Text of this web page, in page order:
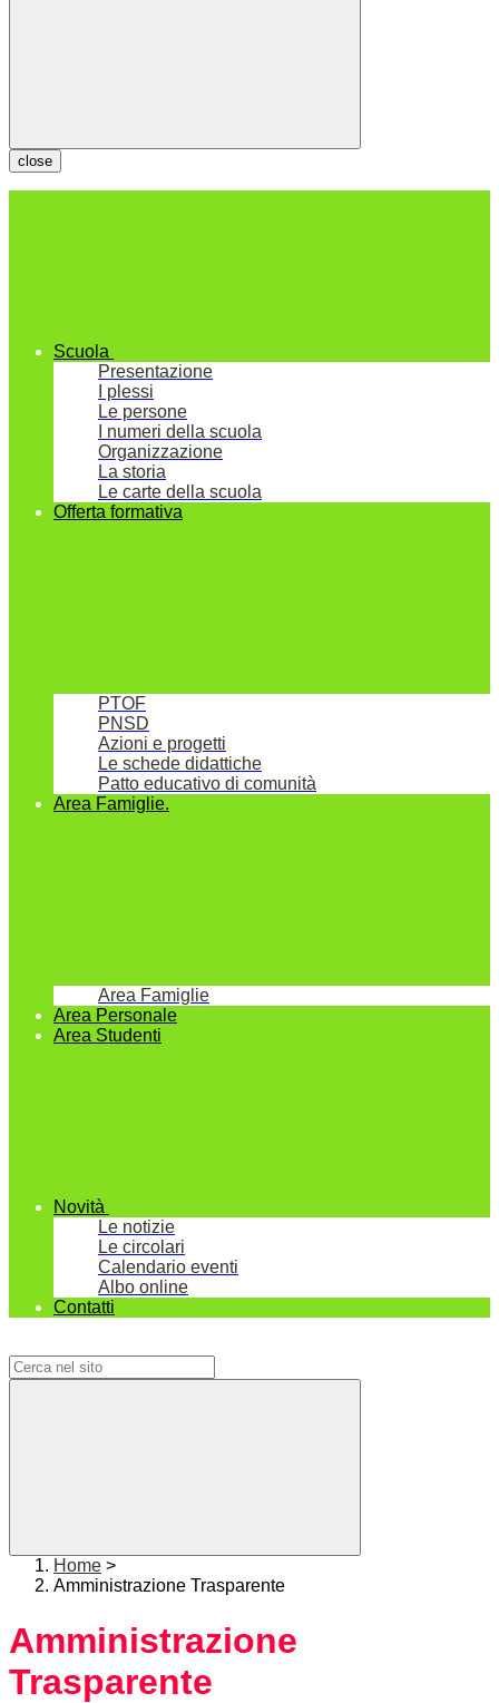
close
Scuola
Presentazione
I plessi
Le persone
I numeri della scuola
Organizzazione
La storia
Le carte della scuola
Offerta formativa
PTOF
PNSD
Azioni e progetti
Le schede didattiche
Patto educativo di comunità
Area Famiglie.
Area Famiglie
Area Personale
Area Studenti
Novità
Le notizie
Le circolari
Calendario eventi
Albo online
Contatti
Home >
Amministrazione Trasparente
Amministrazione
Trasparente